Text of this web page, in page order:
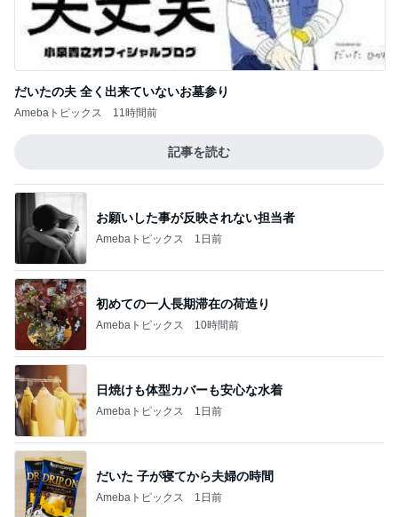
だいたの夫 全く出来ていないお墓参り
Amebaトピックス 11時間前
記事を読む
お願いした事が反映されない担当者
Amebaトピックス 1日前
初めての一人長期滞在の荷造り
Amebaトピックス 10時間前
日焼けも体型カバーも安心な水着
Amebaトピックス 1日前
だいた 子が寝てから夫婦の時間
Amebaトピックス 1日前